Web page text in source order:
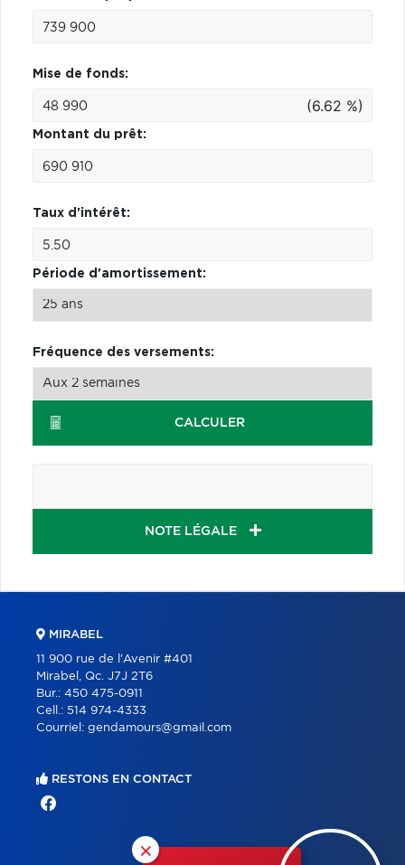
Mise de fonds:
(6.62 %)
Montant du prêt:
Taux d'intérêt:
Période d'amortissement:
Fréquence des versements:
CALCULER
NOTE LÉGALE
×
MIRABEL
11 900 rue de l'Avenir #401
Mirabel, Qc. J7J 2T6
Bur.: 450 475-0911
Cell.: 514 974-4333
Courriel: gendamours@gmail.com
RESTONS EN CONTACT